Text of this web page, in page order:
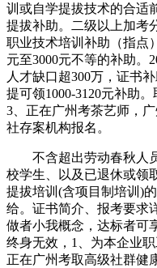
训或自学提拔技术的合适
提拔补助。二级以上加考
职业技术培训补助（指点
元至3000元不等的补助。
人才缺口超300万，证书
提可领1000-3120元补助
3、正在广州考茶艺师，
社存案机构报名。
不含超出劳动春秋人员
校学生、以及已退休或领
提拔培训(含项目制培训)
给。证书简介、报考要求
做者小我概念，达标者可
终身无效，1、为本企业
正在广州考取高级社群健